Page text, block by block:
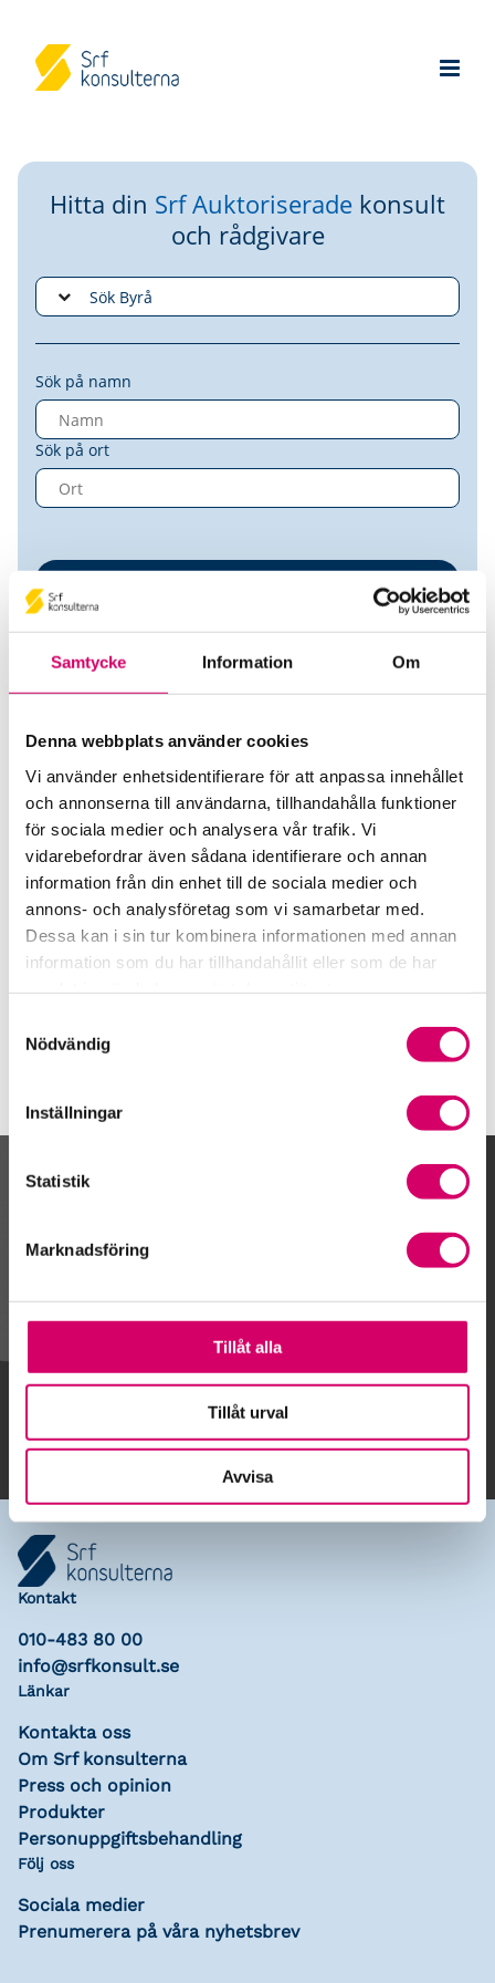
Samtycke Information Om
Denna webbplats använder cookies
Vi använder enhetsidentifierare för att anpassa innehållet
och annonserna till användarna, tillhandahålla funktioner
för sociala medier och analysera vår trafik. Vi
vidarebefordrar även sådana identifierare och annan
information från din enhet till de sociala medier och
annons- och analysföretag som vi samarbetar med.
Dessa kan i sin tur kombinera informationen med annan
information som du har tillhandahållit eller som de har
Nödvändig
Inställningar
Statistik
Marknadsföring
Tillåt alla
Tillåt urval
Avvisa
Hitta din Srf Auktoriserade konsult
och rådgivare
Sök på namn
Sök på ort
Easy Lean AB
Srf Auktoriserade konsulter
Juanlin Eriksson
Auktoriserad Redovisningskonsult
Skicka e-post
073-152 77 08
Upplands Väsby
Kalendarium
Gå till kalendariet
Lägg till i kalender
Kontakt
010-483 80 00
info@srfkonsult.se
Länkar
Kontakta oss
Om Srf konsulterna
Press och opinion
Produkter
Personuppgiftsbehandling
Följ oss
Sociala medier
Prenumerera på våra nyhetsbrev